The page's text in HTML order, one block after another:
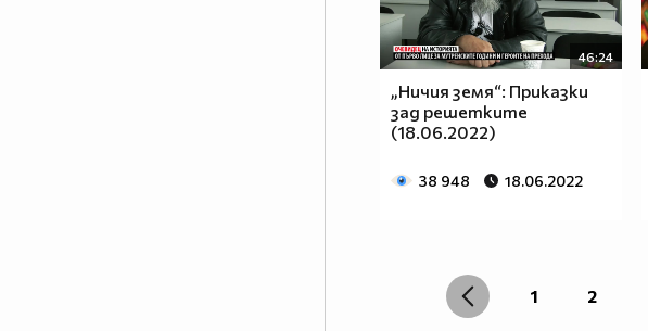
46:24
„Ничия земя“: Приказки
зад решетките
(18.06.2022)
38 948 18.06.2022
1 2